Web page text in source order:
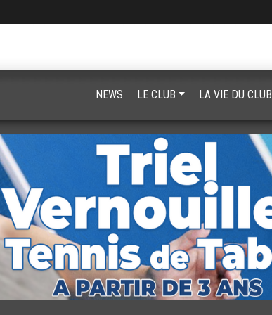
NEWS LE CLUB LA VIE DU CLUB